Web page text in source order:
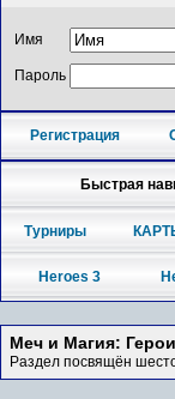
Имя
Пароль
Регистрация
Быстрая
Турниры
Heroes 3
Меч и Магия:
Раздел посвящён